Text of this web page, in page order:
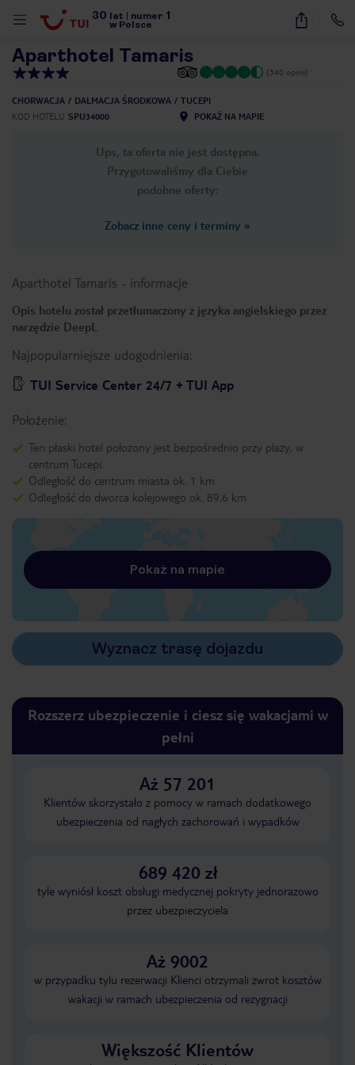
30 lat numer 1
w Polsce
55
Aparthotel Tamaris
(340 opinii)
CHORWACJA DALMACJA ŚRODKOWA
TUCEPI
KOD HOTELU SPU34000 POKAŻ NA MAPIE
Ups, ta oferta nie jest dostępna.
Przygotowaliśmy dla Ciebie
podobne oferty:
Zobacz inne ceny i terminy »
Aparthotel Tamaris - informacje
Opis hotelu został przetłumaczony z języka angielskiego przez
narzędzie DeepL
Najpopularniejsze udogodnienia:
TUI Service Center 24/7 + TUI App
Położenie:
Ten płaski hotel położony jest bezpośrednio przy plaży, w
centrum Tucepi.
Odległość do centrum miasta ok. 1 km
Odległość do dworca kolejowego ok. 89,6 km
Pokaż na mapie
Wyznacz trasę dojazdu
Rozszerz ubezpieczenie i ciesz się wakacjami w
pełni
Aż 57 201
Klientów skorzystało z pomocy w ramach dodatkowego
ubezpieczenia od nagłych zachorowań i wypadków
689 420 zł
tyle wyniósł koszt obsługi medycznej pokryty jednorazowo
przez ubezpieczyciela
Aż 9002
w przypadku tylu rezerwacji Klienci otrzymali zwrot kosztów
wakacji w ramach ubezpieczenia od rezygnacji
Większość Klientów